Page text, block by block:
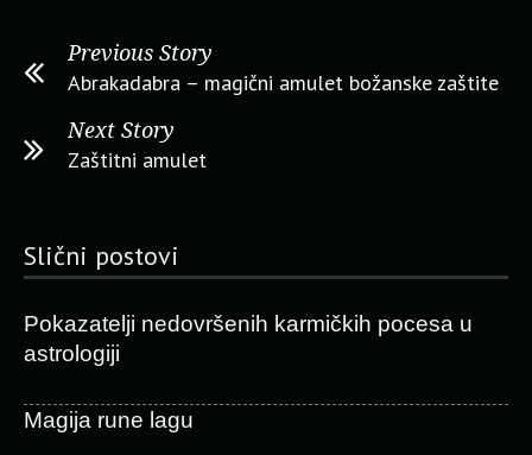
Previous Story
Abrakadabra – magični amulet božanske zaštite
Next Story
Zaštitni amulet
Slični postovi
Pokazatelji nedovršenih karmičkih pocesa u
astrologiji
Magija rune lagu